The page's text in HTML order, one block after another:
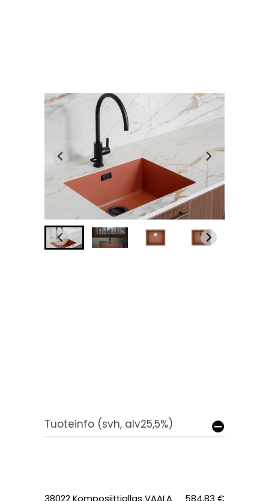
Tuoteinfo (svh, alv25,5%)
38022 Komposiittiallas VAALA 584,83 €